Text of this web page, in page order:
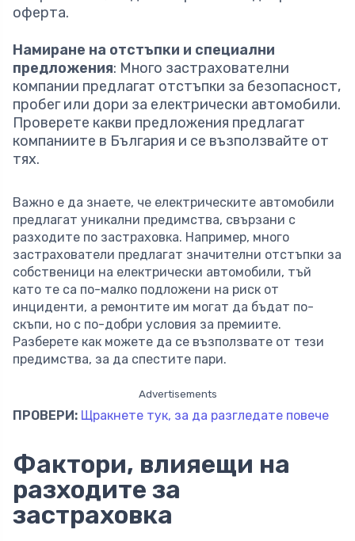
оферта.
Намиране на отстъпки и специални
предложения: Много застрахователни
компании предлагат отстъпки за безопасност,
пробег или дори за електрически автомобили.
Проверете какви предложения предлагат
компаниите в България и се възползвайте от
тях.
Важно е да знаете, че електрическите автомобили
предлагат уникални предимства, свързани с
разходите по застраховка. Например, много
застрахователи предлагат значителни отстъпки за
собственици на електрически автомобили, тъй
като те са по-малко подложени на риск от
инциденти, а ремонтите им могат да бъдат по-
скъпи, но с по-добри условия за премиите.
Разберете как можете да се възползвате от тези
предимства, за да спестите пари.
Advertisements
ПРОВЕРИ: Щракнете тук, за да разгледате повече
Фактори, влияещи на
разходите за
застраховка